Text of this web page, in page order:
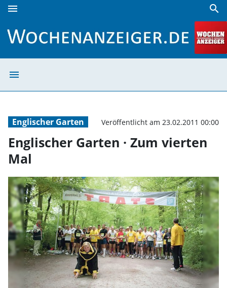
menu search
menu
Englischer Garten Veröffentlicht am 23.02.2011 00:00
Englischer Garten · Zum vierten
Mal